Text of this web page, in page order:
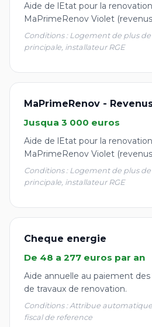
Aide de lEtat pour la
MaPrimeRenov Violet
Conditions : Logement de plus de
principale, installateur RGE
MaPrimeRenov -
Jusqua 3 000 euros
Aide de lEtat pour la
MaPrimeRenov Violet
Conditions : Logement de plus de
principale, installateur RGE
Cheque energie
De 48 a 277 euros par an
Aide annuelle au paiement
de travaux de renovation.
Conditions : Attribue
fiscal de reference